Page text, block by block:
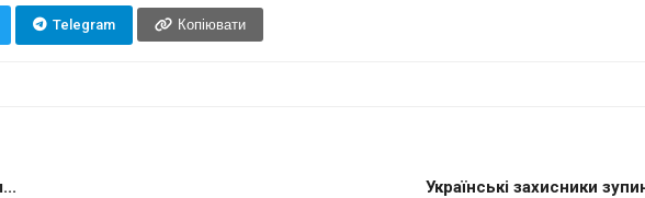
Telegram Копіювати
Українські захисники